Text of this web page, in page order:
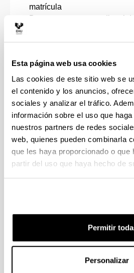
Esta página web usa cookies
Las cookies de este sitio web se
el contenido y los anuncios,
sociales y analizar el tráfico.
información sobre el uso que
nuestros partners de redes
web, quienes pueden combinarla
que les haya proporcionado o que
partir del uso que haya hecho de
Permitir
Personalizar
matrícula
Documento que acredite el
matrícula, de acuerdo con la
se fijan los precios a
de servicios académicos
discapacitadas, familias
actos terroristas, violencia de
las condiciones que
Precios Públicos para cada
Impreso de solicitud de beca
solicitud, si ésta se solicita.
Declaración de compromiso
ético y honradez.
Precios, formas de